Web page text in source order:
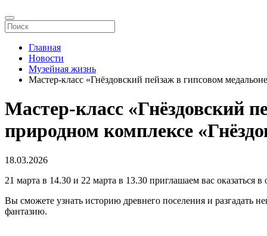
Главная
Новости
Музейная жизнь
Мастер-класс «Гнёздовский пейзаж в гипсовом
Мастер-класс «Гнёздовский
природном комплексе
18.03.2026
21 марта в 14.30 и 22 марта в 13.30 приглашаем вас оказаться
Вы сможете узнать историю древнего поселения и разгадать
фантазию.